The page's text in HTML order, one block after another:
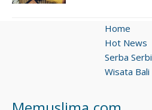
Home
Hot News
Serba Serbi
Wisata Bali